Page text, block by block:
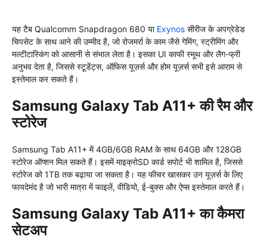
यह टैब Qualcomm Snapdragon 680 या Exynos सीरीज के अपग्रेडेड
चिपसेट के साथ आने की उम्मीद है, जो रोजमर्रा के काम जैसे गेमिंग, स्ट्रीमिंग और
मल्टीटास्किंग को आसानी से संभाल लेता है। इसका UI काफी स्मूथ और लैग-फ्री
अनुभव देता है, जिससे स्टूडेंट्स, ऑफिस यूज़र्स और होम यूज़र्स सभी इसे आराम से
इस्तेमाल कर सकते हैं।
Samsung Galaxy Tab A11+ की रैम और
स्टोरेज
Samsung Tab A11+ में 4GB/6GB RAM के साथ 64GB और 128GB
स्टोरेज ऑप्शन मिल सकते हैं। इसमें माइक्रोSD कार्ड सपोर्ट भी शामिल है, जिससे
स्टोरेज को 1TB तक बढ़ाया जा सकता है। यह फीचर खासकर उन यूज़र्स के लिए
फायदेमंद है जो भारी मात्रा में फाइलें, वीडियो, ई-बुक्स और ऐप्स इस्तेमाल करते हैं।
Samsung Galaxy Tab A11+ का कैमरा
सेटअप